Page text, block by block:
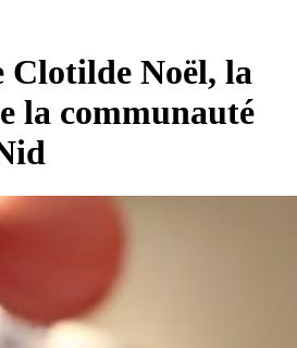
Clotilde Noël, la
la communauté